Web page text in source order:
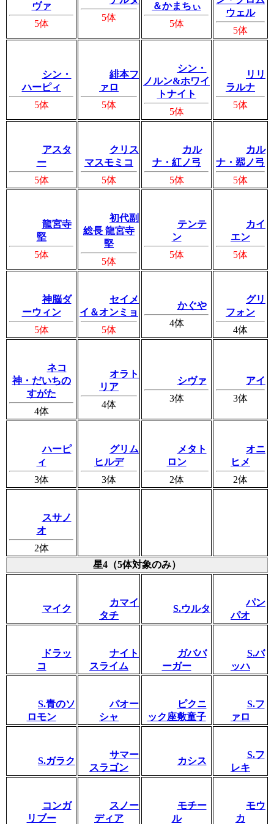
ヴァ
5体
5体
＆かまちぃ
5体
ウェル
5体
シン・
ハーピィ
5体
緋本フ
ァロ
5体
シン・
ノルン&ホワイ
トナイト
5体
リリ
ラルナ
5体
アスタ
ー
5体
クリス
マスモミコ
5体
カル
ナ・紅ノ弓
5体
カル
ナ・翆ノ弓
5体
龍宮寺
堅
5体
初代副
総長 龍宮寺
堅
5体
テンテ
ン
5体
カイ
エン
5体
神脳ダ
ーウィン
5体
セイメ
イ＆オンミョ
5体
かぐや
4体
グリ
フォン
4体
ネコ
神・だいちの
すがた
4体
オラト
リア
4体
シヴァ
3体
アイ
3体
ハーピ
ィ
3体
グリム
ヒルデ
3体
メタト
ロン
2体
オニ
ヒメ
2体
スサノ
オ
2体
星4（5体対象のみ）
マイク
カマイ
タチ
S.ウルタ
パン
パオ
ドラッ
コ
ナイト
スライム
ガババ
ーガー
S.バ
ッハ
S.青のソ
ロモン
パオー
シャ
ピクニ
ック座敷童子
S.フ
ァロ
S.ガラク
サマー
スラゴン
カシス
S.フ
レキ
コンガ
リブー
スノー
ディア
モチー
ル
モウ
カ